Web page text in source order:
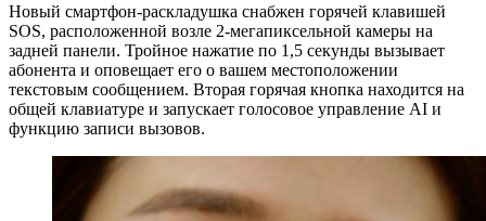
Новый смартфон-раскладушка снабжен горячей клавишей
SOS, расположенной возле 2-мегапиксельной камеры на
задней панели. Тройное нажатие по 1,5 секунды вызывает
абонента и оповещает его о вашем местоположении
текстовым сообщением. Вторая горячая кнопка находится на
общей клавиатуре и запускает голосовое управление AI и
функцию записи вызовов.